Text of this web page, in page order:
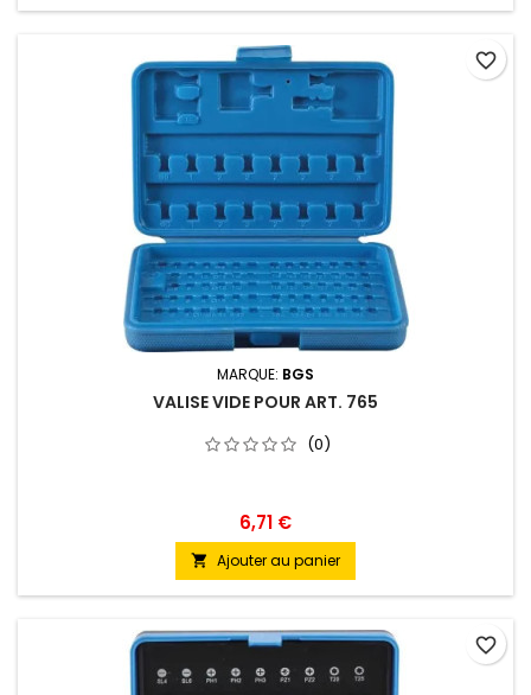
MARQUE: BGS
VALISE VIDE POUR ART. 765
(0)
6,71 €
 Ajouter au panier
favorite_border
favorite_border